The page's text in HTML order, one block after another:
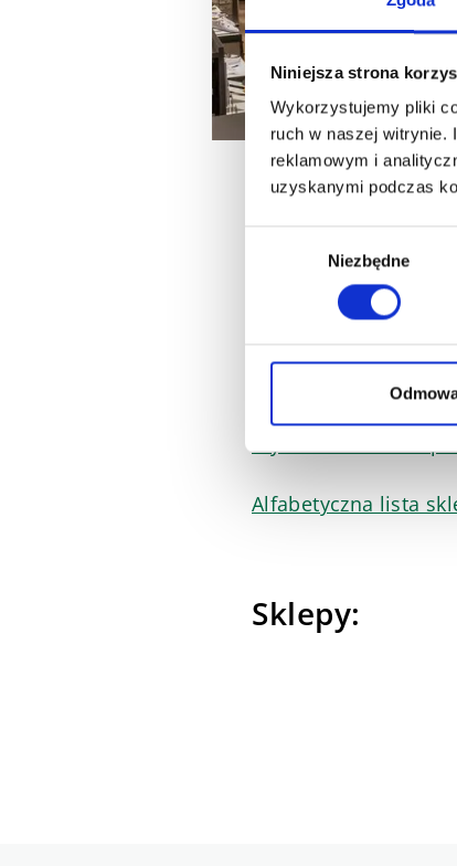
Niniejsza strona
Wykorzystujemy pliki
ruch w naszej witrynie.
reklamowym i
uzyskanymi podczas
Niezbędne
Duże powierzchnie
zakupy w naszych
Znajdą nas
oka widać, które
naszego
Wyszukiwarka
Alfabetyczna lista
Sklepy: